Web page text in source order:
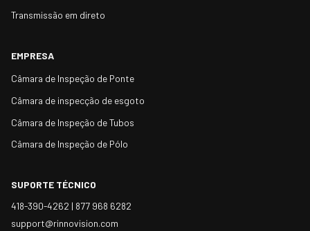
Transmissão em direto
EMPRESA
Câmara de Inspeção de Ponte
Câmara de inspecção de esgoto
Câmara de Inspeção de Tubos
Câmara de Inspeção de Pólo
SUPORTE TÉCNICO
418-390-4262 | 877 968 6282
support@rinnovision.com